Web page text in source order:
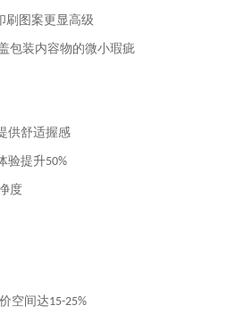
刷图案更显高级
包装内容物的微小瑕疵
供舒适握感
验提升50%
度
空间达15-25%